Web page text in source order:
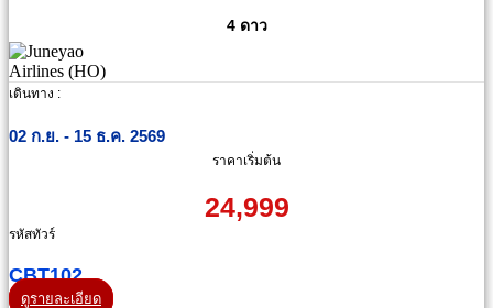
4 ดาว
เดินทาง :
02 ก.ย. - 15 ธ.ค. 2569
ราคาเริ่มต้น
24,999
รหัสทัวร์
CBT102
ดูรายละเอียด